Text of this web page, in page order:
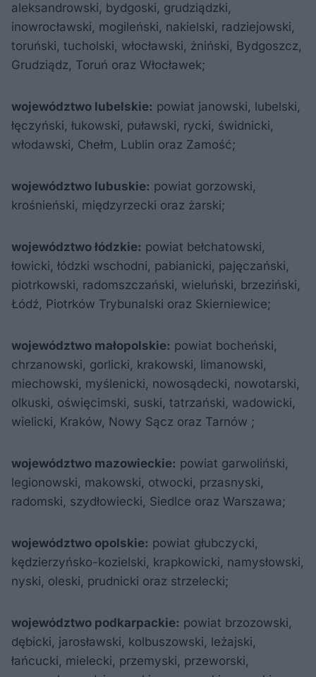
aleksandrowski, bydgoski, grudziądzki,
inowrocławski, mogileński, nakielski, radziejowski,
toruński, tucholski, włocławski, żniński, Bydgoszcz,
Grudziądz, Toruń oraz Włocławek;
województwo lubelskie: powiat janowski, lubelski,
łęczyński, łukowski, puławski, rycki, świdnicki,
włodawski, Chełm, Lublin oraz Zamość;
województwo lubuskie: powiat gorzowski,
krośnieński, międzyrzecki oraz żarski;
województwo łódzkie: powiat bełchatowski,
łowicki, łódzki wschodni, pabianicki, pajęczański,
piotrkowski, radomszczański, wieluński, brzeziński,
Łódź, Piotrków Trybunalski oraz Skierniewice;
województwo małopolskie: powiat bocheński,
chrzanowski, gorlicki, krakowski, limanowski,
miechowski, myślenicki, nowosądecki, nowotarski,
olkuski, oświęcimski, suski, tatrzański, wadowicki,
wielicki, Kraków, Nowy Sącz oraz Tarnów ;
województwo mazowieckie: powiat garwoliński,
legionowski, makowski, otwocki, przasnyski,
radomski, szydłowiecki, Siedlce oraz Warszawa;
województwo opolskie: powiat głubczycki,
kędzierzyńsko-kozielski, krapkowicki, namysłowski,
nyski, oleski, prudnicki oraz strzelecki;
województwo podkarpackie: powiat brzozowski,
dębicki, jarosławski, kolbuszowski, leżajski,
łańcucki, mielecki, przemyski, przeworski,